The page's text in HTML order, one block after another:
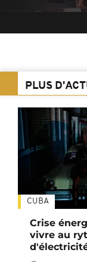
PLUS
CUBA
Crise
vivre au